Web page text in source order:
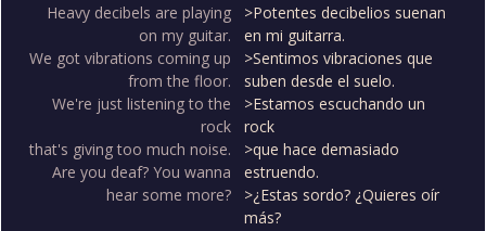
Heavy decibels are playing
on my guitar.
We got vibrations coming up
from the floor.
We're just listening to the
rock
that's giving too much noise.
Are you deaf? You wanna
hear some more?
>Potentes decibelios suenan
en mi guitarra.
>Sentimos vibraciones que
suben desde el suelo.
>Estamos escuchando un
rock
>que hace demasiado
estruendo.
>¿Estas sordo? ¿Quieres oír
más?